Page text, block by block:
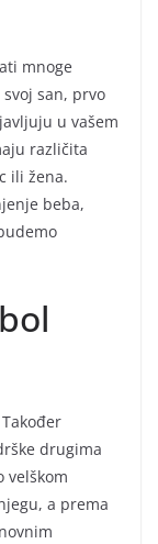
mnoge
san, prvo
u vašem
različita
ili žena.
beba,
drugima
velškom
a prema